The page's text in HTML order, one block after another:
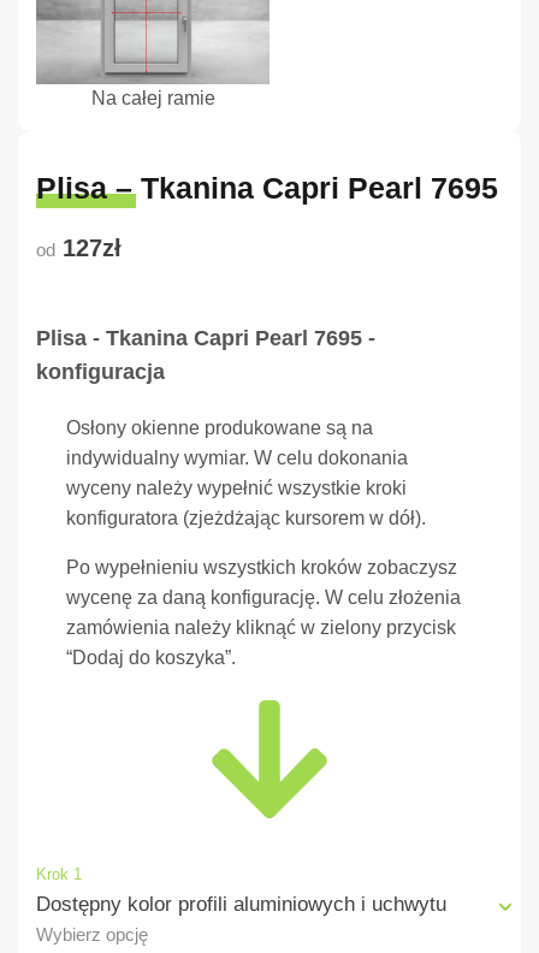
Na całej ramie
Plisa – Tkanina Capri Pearl 7695
od 127zł
Plisa - Tkanina Capri Pearl 7695 -
konfiguracja
Osłony okienne produkowane są na
indywidualny wymiar. W celu dokonania
wyceny należy wypełnić wszystkie kroki
konfiguratora (zjeżdżając kursorem w dół).
Po wypełnieniu wszystkich kroków zobaczysz
wycenę za daną konfigurację. W celu złożenia
zamówienia należy kliknąć w zielony przycisk
“Dodaj do koszyka”.
Krok 1
Dostępny kolor profili aluminiowych i uchwytu
Wybierz opcję